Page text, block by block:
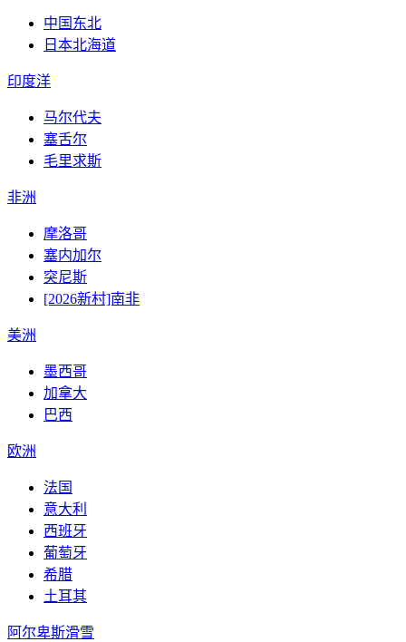
中国东北
日本北海道
印度洋
马尔代夫
塞舌尔
毛里求斯
非洲
摩洛哥
塞内加尔
突尼斯
[2026新村]南非
美洲
墨西哥
加拿大
巴西
欧洲
法国
意大利
西班牙
葡萄牙
希腊
土耳其
阿尔卑斯滑雪